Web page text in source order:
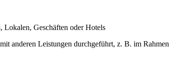
Lokalen, Geschäften oder Hotels
anderen Leistungen durchgeführt, z. B. im